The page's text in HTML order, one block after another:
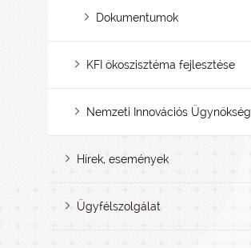
Dokumentumok
KFI ökoszisztéma fejlesztése
Nemzeti Innovációs Ügynökség
Hírek, események
Ügyfélszolgálat